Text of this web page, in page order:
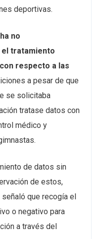
deportivas.
no
tratamiento
respecto a las
a pesar de que
se solicitaba
tratase datos con
médico y
de datos sin
de estos,
que recogía el
o negativo para
a través del